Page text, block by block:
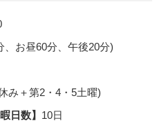
、お昼60分、午後20分)
み＋第2・4・5土曜)
日数】 10日